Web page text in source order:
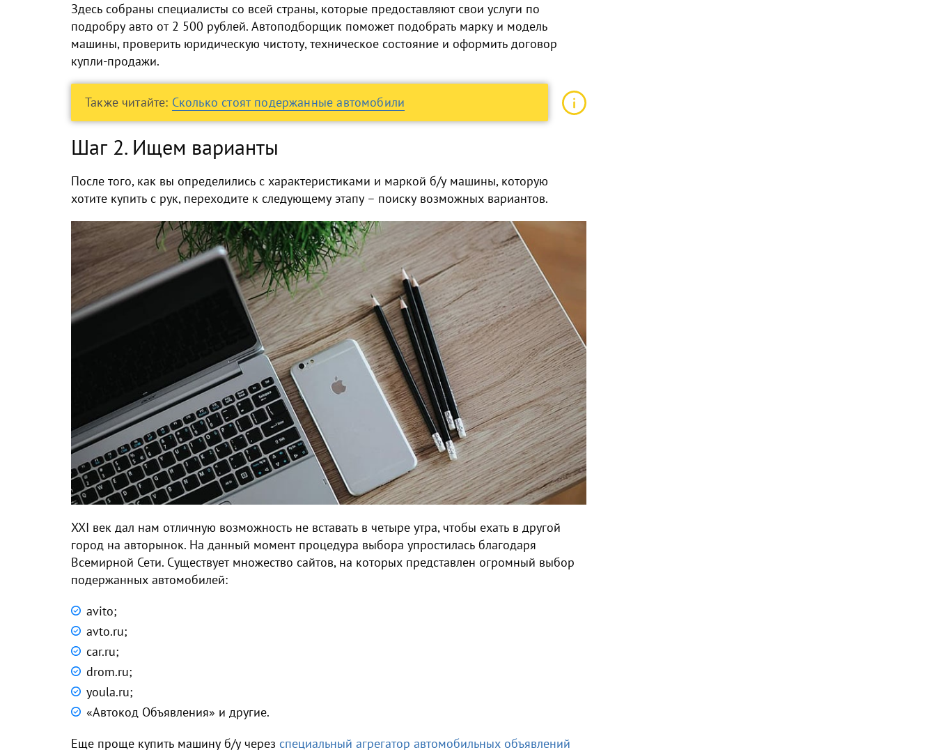
Здесь собраны специалисты со всей страны, которые предоставляют свои услуги по
подробру авто от 2 500 рублей. Автоподборщик поможет подобрать марку и модель
машины, проверить юридическую чистоту, техническое состояние и оформить договор
купли-продажи.
Также читайте: Сколько стоят подержанные автомобили
Шаг 2. Ищем варианты
После того, как вы определились с характеристиками и маркой б/у машины, которую
хотите купить с рук, переходите к следующему этапу – поиску возможных вариантов.
XXI век дал нам отличную возможность не вставать в четыре утра, чтобы ехать в другой
город на авторынок. На данный момент процедура выбора упростилась благодаря
Всемирной Сети. Существует множество сайтов, на которых представлен огромный выбор
подержанных автомобилей:
avito;
avto.ru;
car.ru;
drom.ru;
youla.ru;
«Автокод Объявления» и другие.
Еще проще купить машину б/у через специальный агрегатор автомобильных объявлений